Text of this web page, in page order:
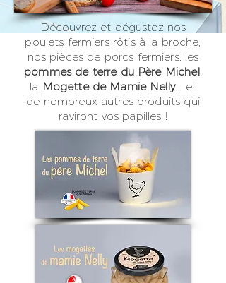
Découvrez et dégustez nos
poulets fermiers rôtis à la broche,
nos pièces de porcs fermiers, les
pommes de terre du Père Michel,
la Mogette de Mamie Nelly... et
de nombreux autres produits qui
raviront vos papilles !